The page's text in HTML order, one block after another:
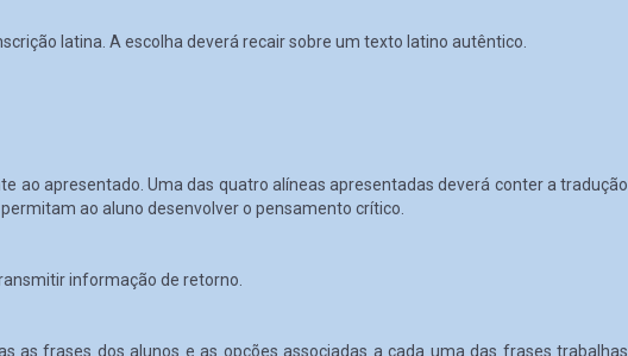
latina. A escolha deverá recair sobre um texto latino autêntico.
ao apresentado. Uma das quatro alíneas apresentadas deverá conter a tradução
ao aluno desenvolver o pensamento crítico.
informação de retorno.
frases dos alunos e as opções associadas a cada uma das frases trabalhas